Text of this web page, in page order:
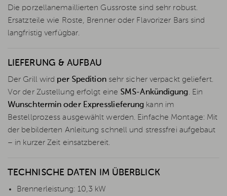
Die porzellanemaillierten Gussroste sind sehr robust.
Ersatzteile wie Roste, Brenner oder Flavorizer Bars sind
langfristig verfügbar.
LIEFERUNG & AUFBAU
Der Grill wird per Speditionsehr sicher verpackt geliefert.
Vor der Zustellung erfolgt eine SMS-Ankündigung. Ein
Wunschtermin oder Expresslieferung kann im
Bestellprozess ausgewählt werden. Einfache Montage: Mit
der bebilderten Anleitung schnell und stressfrei aufgebaut
– in kurzer Zeit einsatzbereit.
TECHNISCHE DATEN IM ÜBERBLICK
Brennerleistung: 10,3 kW